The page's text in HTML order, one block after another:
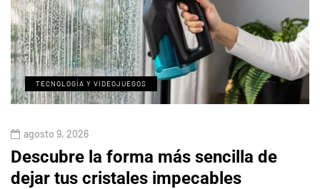
TECNOLOGÍA Y VIDEOJUEGOS
agosto 9, 2026
Descubre la forma más sencilla de
dejar tus cristales impecables